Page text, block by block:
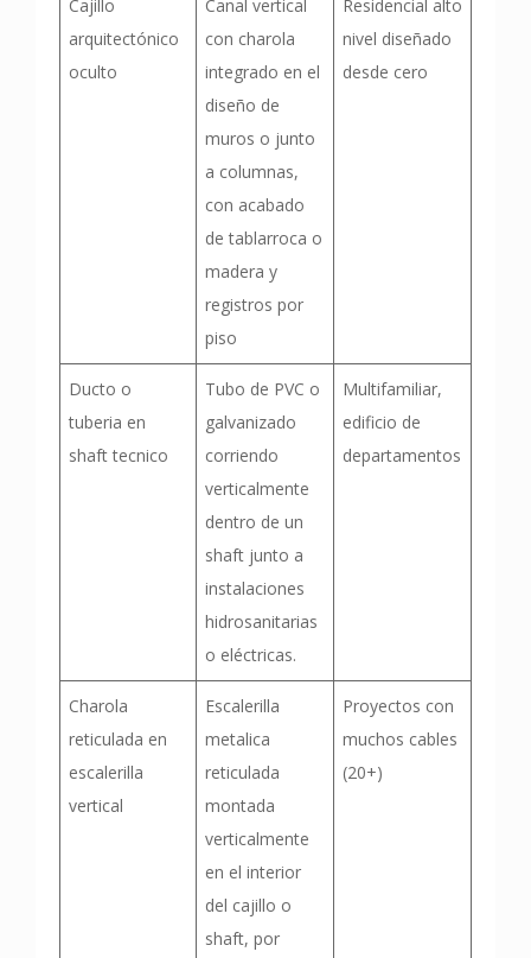
Cajillo
arquitectónico
oculto
Canal vertical
con charola
integrado en el
diseño de
muros o junto
a columnas,
con acabado
de tablarroca o
madera y
registros por
piso
Residencial alto
nivel diseñado
desde cero
Ducto o
tuberia en
shaft tecnico
Tubo de PVC o
galvanizado
corriendo
verticalmente
dentro de un
shaft junto a
instalaciones
hidrosanitarias
o eléctricas.
Multifamiliar,
edificio de
departamentos
Charola
reticulada en
escalerilla
vertical
Escalerilla
metalica
reticulada
montada
verticalmente
en el interior
del cajillo o
shaft, por
Proyectos con
muchos cables
(20+)